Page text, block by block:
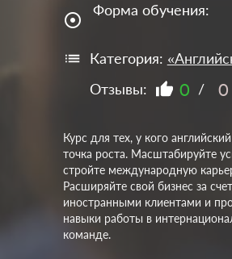
adjust
Форма обучения:
Категория:
Отзывы:
0 / 0
Курс для тех, у кого
точка роста. Масштабируйте
стройте международную
Расширяйте свой бизнес за
иностранными клиентами и
навыки работы в
команде.